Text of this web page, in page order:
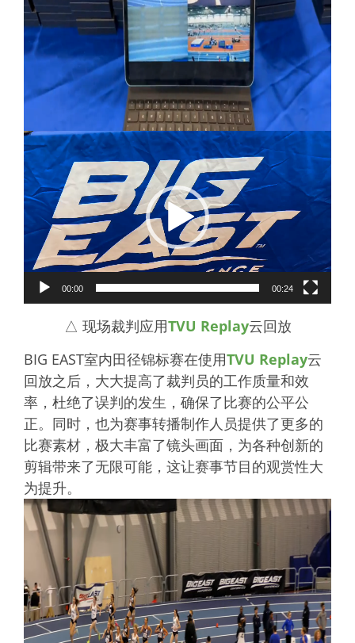
Video
Player
00:00 00:24
△ 现场裁判应用TVU Replay云回放
BIG EAST室内田径锦标赛在使用TVU Replay云
回放之后，大大提高了裁判员的工作质量和效
率，杜绝了误判的发生，确保了比赛的公平公
正。同时，也为赛事转播制作人员提供了更多的
比赛素材，极大丰富了镜头画面，为各种创新的
剪辑带来了无限可能，这让赛事节目的观赏性大
为提升。